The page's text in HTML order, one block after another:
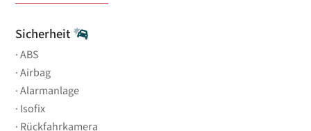
Sicherheit
ABS
Airbag
Alarmanlage
Isofix
Rückfahrkamera